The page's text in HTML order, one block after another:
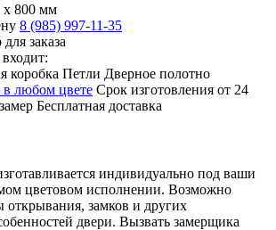
x 800 мм
8 (985) 997-11-35
заказа
коробка Петли Дверное полотно
любом цвете Срок изготовления от 24
Бесплатная доставка
индивидуально под ваши
цветовом исполнении. Возможно
открывания, замков и других
двери. Вызвать замерщика